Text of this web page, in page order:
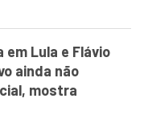
em Lula e Flávio
ainda não
mostra